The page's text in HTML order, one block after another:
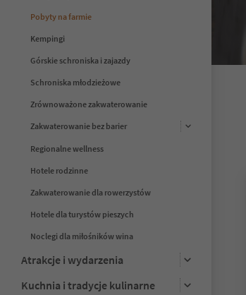
Pobyty na farmie
Kempingi
Górskie schroniska i zajazdy
Schroniska młodzieżowe
Zrównoważone zakwaterowanie
Zakwaterowanie bez barier
Regionalne wellness
Hotele rodzinne
Zakwaterowanie dla rowerzystów
Hotele dla turystów pieszych
Noclegi dla miłośników wina
Atrakcje i wydarzenia
Kuchnia i tradycje kulinarne